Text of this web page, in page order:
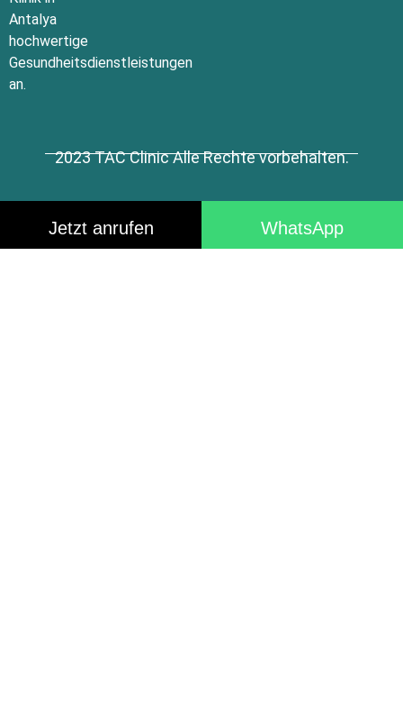
Antalya
hochwertige
Gesundheitsdienstleistungen
an.
2023 TAC Clinic Alle Rechte vorbehalten.
Jetzt anrufen WhatsApp